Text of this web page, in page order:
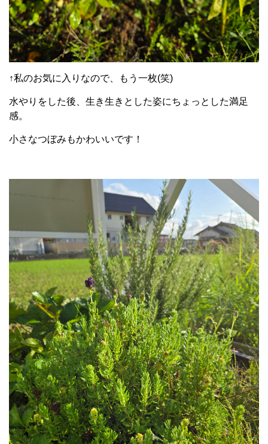
↑私のお気に入りなので、もう一枚(笑)
水やりをした後、生き生きとした姿にちょっとした満足
感。
小さなつぼみもかわいいです！